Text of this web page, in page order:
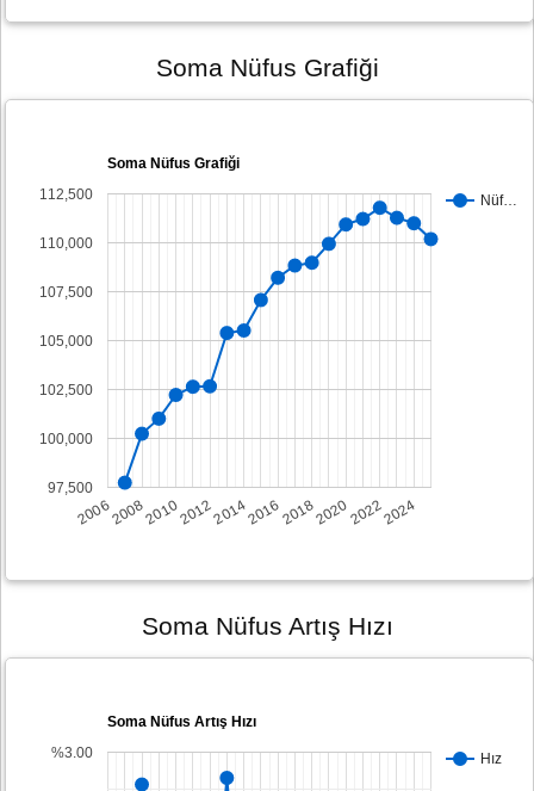
Soma Nüfus Grafiği
Soma Nüfus Grafiği
Nüf…
2006200820102012201420162018202020222024
97,500
100,000
102,500
105,000
107,500
110,000
112,500
Soma Nüfus Artış Hızı
Soma Nüfus Artış Hızı
Hız
%3.00